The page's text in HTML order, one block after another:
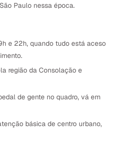
Paulo nessa época.
e 22h, quando tudo está aceso
região da Consolação e
de gente no quadro, vá em
básica de centro urbano,